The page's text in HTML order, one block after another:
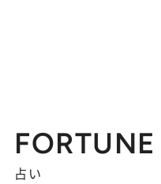
FORTUNE
占い